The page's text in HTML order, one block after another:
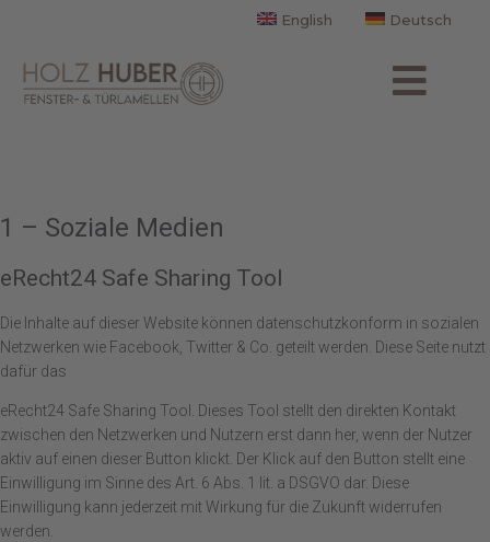
English Deutsch
1 – Soziale Medien
eRecht24 Safe Sharing Tool
Die Inhalte auf dieser Website können datenschutzkonform in sozialen
Netzwerken wie Facebook, Twitter & Co. geteilt werden. Diese Seite nutzt
dafür das
eRecht24 Safe Sharing Tool. Dieses Tool stellt den direkten Kontakt
zwischen den Netzwerken und Nutzern erst dann her, wenn der Nutzer
aktiv auf einen dieser Button klickt. Der Klick auf den Button stellt eine
Einwilligung im Sinne des Art. 6 Abs. 1 lit. a DSGVO dar. Diese
Einwilligung kann jederzeit mit Wirkung für die Zukunft widerrufen
werden.